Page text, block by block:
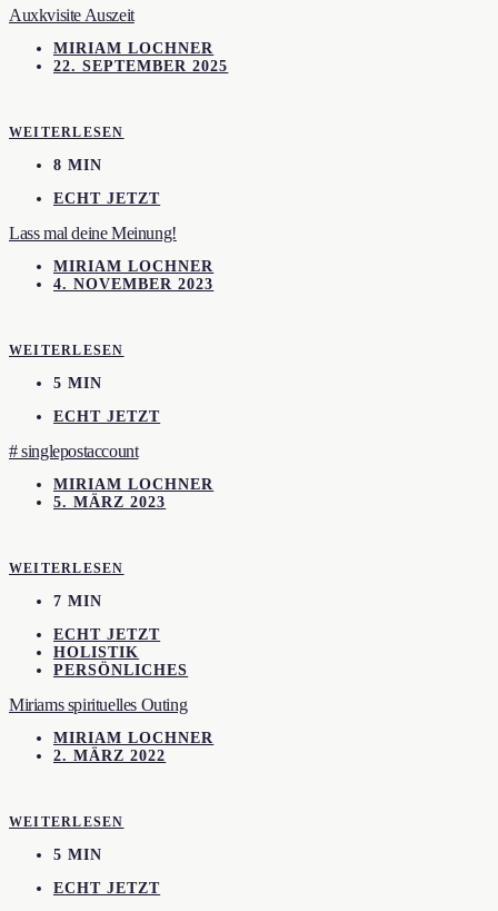
Auxkvisite Auszeit
MIRIAM LOCHNER
22. SEPTEMBER 2025
WEITERLESEN
8 MIN
ECHT JETZT
Lass mal deine Meinung!
MIRIAM LOCHNER
4. NOVEMBER 2023
WEITERLESEN
5 MIN
ECHT JETZT
# singlepostaccount
MIRIAM LOCHNER
5. MÄRZ 2023
WEITERLESEN
7 MIN
ECHT JETZT
HOLISTIK
PERSÖNLICHES
Miriams spirituelles Outing
MIRIAM LOCHNER
2. MÄRZ 2022
WEITERLESEN
5 MIN
ECHT JETZT